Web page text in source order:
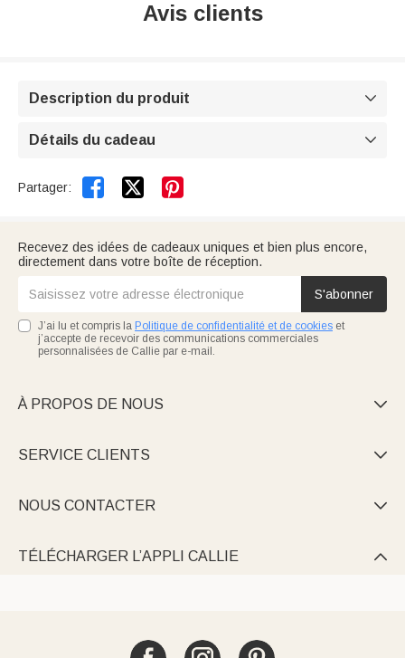
Avis clients
Description du produit 
Détails du cadeau 
Partager:  
Recevez des idées de cadeaux uniques et bien plus encore,
directement dans votre boîte de réception.
S'abonner
J’ai lu et compris la Politique de confidentialité et de cookies et
j’accepte de recevoir des communications commerciales
personnalisées de Callie par e-mail.
À PROPOS DE NOUS 
SERVICE CLIENTS 
NOUS CONTACTER 
TÉLÉCHARGER L’APPLI CALLIE 